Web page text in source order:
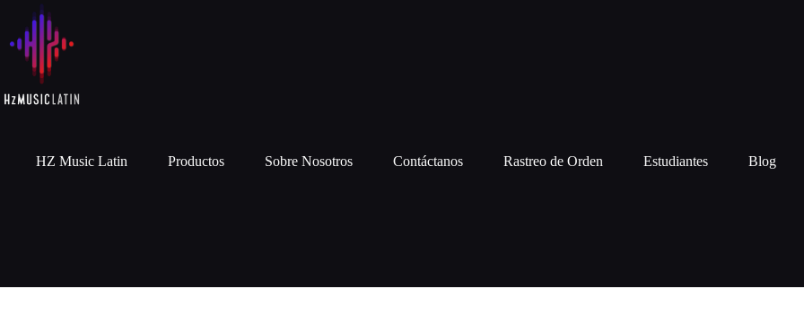
HZ Music Latin Productos Sobre Nosotros Contáctanos Rastreo de Orden Estudiantes Blog